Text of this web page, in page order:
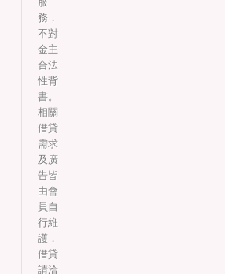
務，
不對
金主
合法
性背
書。
相關
借貸
需求
及廣
告皆
由會
員自
行維
護，
借貸
請洽